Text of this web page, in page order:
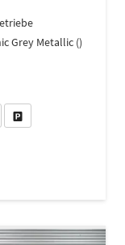
Grey Metallic ()
anDatei, Fahrzeugexposé